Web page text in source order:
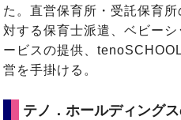
た。直営保育所・受託保育
対する保育士派遣、ベビー
ービスの提供、
営を手掛ける。
テノ．ホールディング